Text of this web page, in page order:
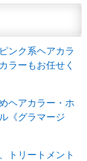
ンク系ヘアカラ
ラーもお任せく
ヘアカラー・ホ
《グラマージ
トリートメント